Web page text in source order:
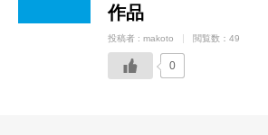
作品
投稿者 : makoto 閲覧数：49
0